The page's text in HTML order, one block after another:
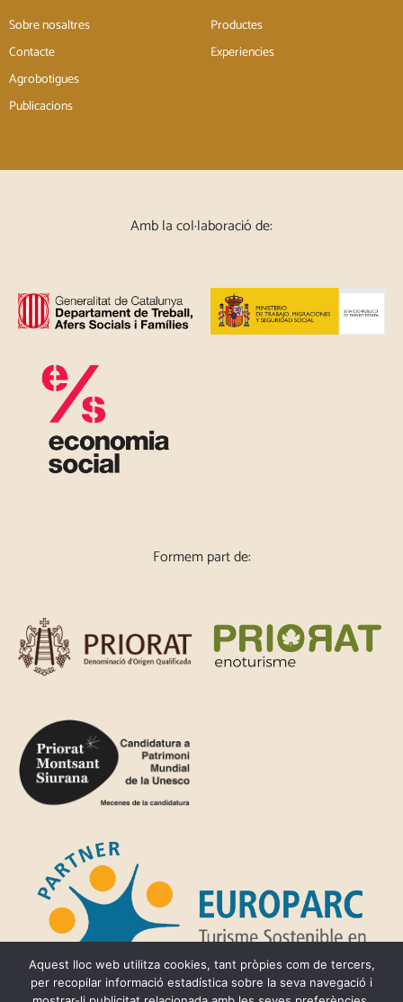
Sobre nosaltres
Contacte
Agrobotigues
Publicacions
Productes
Experiencies
Amb la col·laboració de:
Formem part de:
Aquest lloc web utilitza cookies, tant pròpies com de tercers,
per recopilar informació estadística sobre la seva navegació i